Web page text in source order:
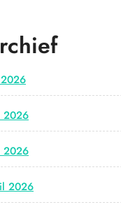
2026
2026
2026